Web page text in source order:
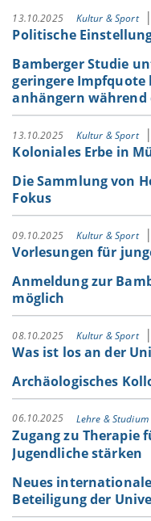
13.10.2025 Kultur & Sport
Politische
Bamberger Studie
geringere Impfquote
anhängern während
13.10.2025 Kultur & Sport
Koloniales Erbe in
Die Sammlung von
Fokus
09.10.2025 Kultur & Sport
Vorlesungen für
Anmeldung zur
möglich
08.10.2025 Kultur & Sport
Was ist los an der
Archäologisches
06.10.2025 Lehre & Studium
Zugang zu
Jugendliche stärken
Neues
Beteiligung der